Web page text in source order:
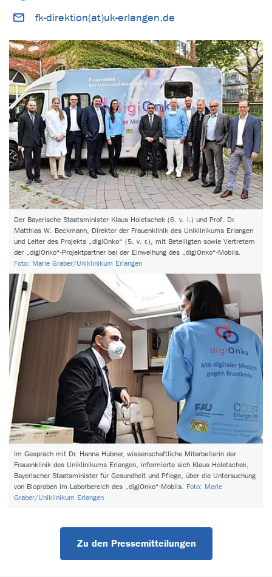
fk-direktion(at)uk-erlangen.de
Der Bayerische Staatsminister Klaus Holetschek (6. v. l.) und Prof. Dr.
Matthias W. Beckmann, Direktor der Frauenklinik des Uniklinikums Erlangen
und Leiter des Projekts „digiOnko“ (5. v. r.), mit Beteiligten sowie Vertretern
der „digiOnko“-Projektpartner bei der Einweihung des „digiOnko“-Mobils.
Foto: Marie Graber/Uniklinikum Erlangen
Im Gespräch mit Dr. Hanna Hübner, wissenschaftliche Mitarbeiterin der
Frauenklinik des Uniklinikums Erlangen, informierte sich Klaus Holetschek,
Bayerischer Staatsminister für Gesundheit und Pflege, über die Untersuchung
von Bioproben im Laborbereich des „digiOnko“-Mobils. Foto: Marie
Graber/Uniklinikum Erlangen
Zu den Pressemitteilungen